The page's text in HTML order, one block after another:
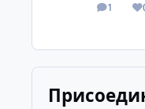
1
посты